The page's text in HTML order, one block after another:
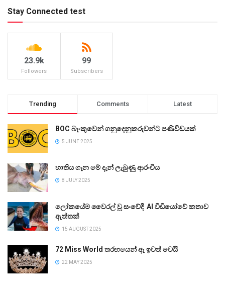
Stay Connected test
23.9k
Followers
99
Subscribers
Trending Comments Latest
BOC බැංකුවෙන් ගනුදෙනුකරුවන්ට පණිවිඩයක්
5 JUNE 2025
භාතිය ගැන මේ දැන් ලැබුණු ආරංචිය
8 JULY 2025
ලෝකයේම වෛරල් වූ සංවේදී AI වීඩියෝවේ කතාව
ඇත්තක්
15 AUGUST 2025
72 Miss World තරඟයෙන් ඈ ඉවත් වෙයි
22 MAY 2025